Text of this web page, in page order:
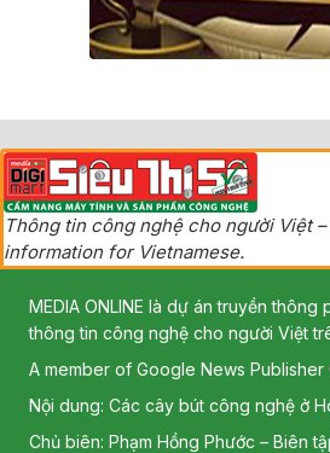
Thông tin công nghệ cho người Việt
information for Vietnamese.
MEDIA ONLINE là dự án truyền thông
thông tin công nghệ cho người Việt
A member of Google News Publisher
Nội dung: Các cây bút công nghệ ở
Chủ biên: Phạm Hồng Phước – Biên